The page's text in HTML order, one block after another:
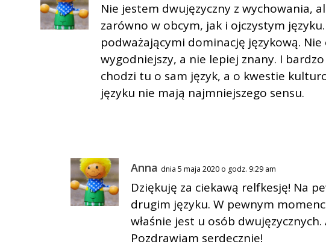
Nie jestem dwujęzyczny z wychowania,
zarówno w obcym, jak i ojczystym
podważającymi dominację językową.
wygodniejszy, a nie lepiej znany. I
chodzi tu o sam język, a o kwestie
języku nie mają najmniejszego sensu.
Anna dnia 5 maja 2020 o godz. 9:29 am
Dziękuję za ciekawą relfkesję! Na
drugim języku. W pewnym
właśnie jest u osób
Pozdrawiam serdecznie!